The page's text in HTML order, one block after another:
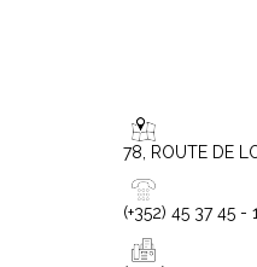
78, ROUTE DE
(+352) 45 37 45 - 1